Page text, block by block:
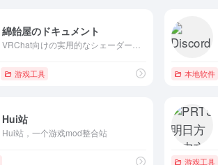
綿飴屋のドキュメント
游戏工具 本地软件
Hui站
Hui站，一个游戏mod整合站
游戏工具